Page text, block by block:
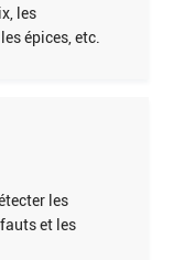
les
épices, etc.
les
et les